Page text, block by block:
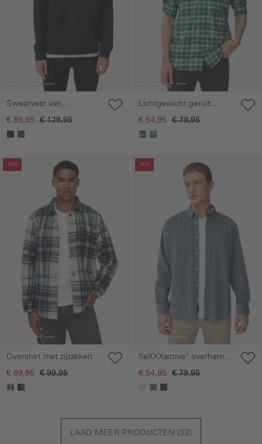
Sweatvest van
katoenmix
€ 89,95 € 129,95
Lichtgewicht geruit
overhemd met
€ 54,95 € 79,95
-30%
overslaan
Overshirt met zijzakken
€ 69,95 € 99,95
-30%
Galerie overslaan
fleXXXactive® overhemd
met lange mouwen,
borstzakje
€ 54,95 € 79,95
LAAD MEER PRODUCTEN (32)